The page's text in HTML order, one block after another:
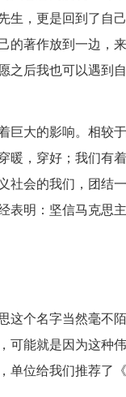
生，更是回到了自
的著作放到一边，
之后我也可以遇到
巨大的影响。相较
暖，穿好；我们有
社会的我们，团结
表明：坚信马克思
这个名字当然毫不
可能就是因为这种
单位给我们推荐了